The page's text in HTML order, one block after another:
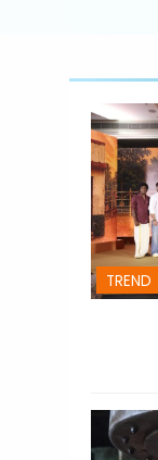
TREND